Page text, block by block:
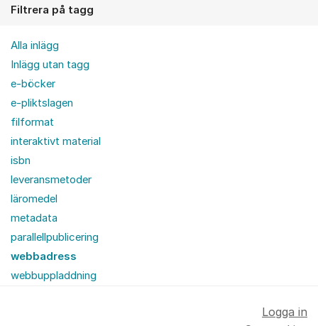
Filtrera på tagg
Alla inlägg
Inlägg utan tagg
e-böcker
e-pliktslagen
filformat
interaktivt material
isbn
leveransmetoder
läromedel
metadata
parallellpublicering
webbadress
webbuppladdning
Logga in